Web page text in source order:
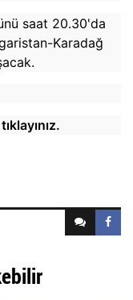
saat 20.30'da
Karadağ
tıklayınız.